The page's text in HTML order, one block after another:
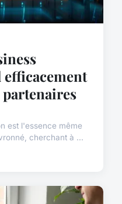
partenaires
est l'essence même
cherchant à ...